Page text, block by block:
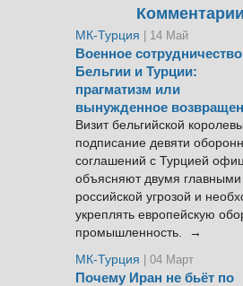
МК-Турция | 14 Май
Военное сотрудничество
Бельгии и Турции:
прагматизм или
вынужденное
Визит бельгийской
подписание девяти
соглашений с Турцией
объясняют двумя
российской угрозой и
укреплять европейскую
промышленность. →
МК-Турция
| 04 Март
Почему Иран не бьёт по